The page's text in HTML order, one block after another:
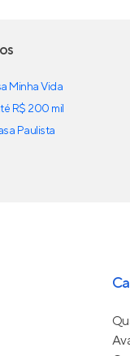
Minha Vida
R$ 200 mil
Paulista